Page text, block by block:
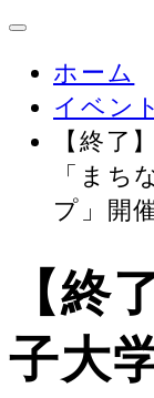
ホーム
イベン
【終了
「まち
プ」開
【終
子大